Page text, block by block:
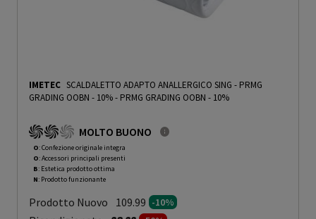
IMETEC SCALDALETTO ADAPTO ANALLERGICO SING - PRMG
GRADING OOBN - 10%- PRMG GRADING OOBN - 10%
MOLTO BUONO
O: Confezione originale integra
O: Accessori principali presenti
B: Estetica prodotto ottima
N: Prodotto funzionante
Prodotto Nuovo 109.99 -10%